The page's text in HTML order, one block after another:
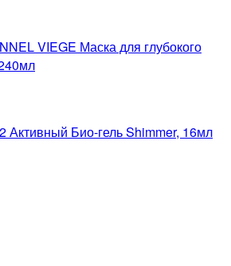
VIEGE Маска для глубокого
Активный Био-гель Shimmer, 16мл